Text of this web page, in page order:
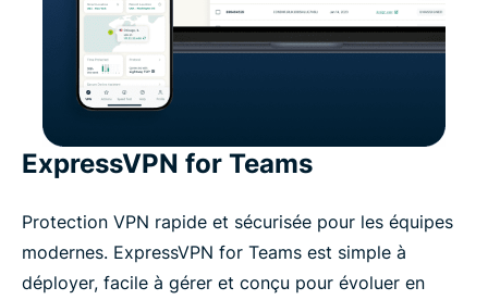
ExpressVPN for Teams
Protection VPN rapide et sécurisée pour les équipes
modernes. ExpressVPN for Teams est simple à
déployer, facile à gérer et conçu pour évoluer en